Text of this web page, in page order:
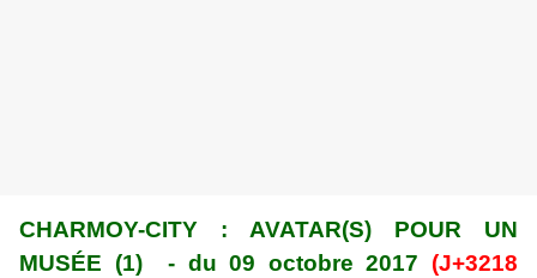
CHARMOY-CITY : AVATAR(S) POUR UN
MUSÉE (1) - du 09 octobre 2017
(J+3218